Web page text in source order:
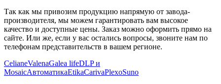
Так как мы привозим продукцию напрямую от завода-
производителя, мы можем гарантировать вам высокое
качество и доступные цены. Заказ можно оформить прямо на
сайте. Или же, если у вас остались вопросы, звоните нам по
телефонам представительств в вашем регионе.
CelianeValenaGalea lifeDLP и
MosaicАвтоматикаEtikaCarivaPlexoSuno